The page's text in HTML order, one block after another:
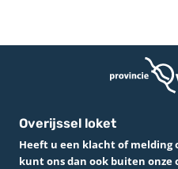
Overijssel loket
Heeft u een klacht of melding
kunt ons dan ook buiten onze